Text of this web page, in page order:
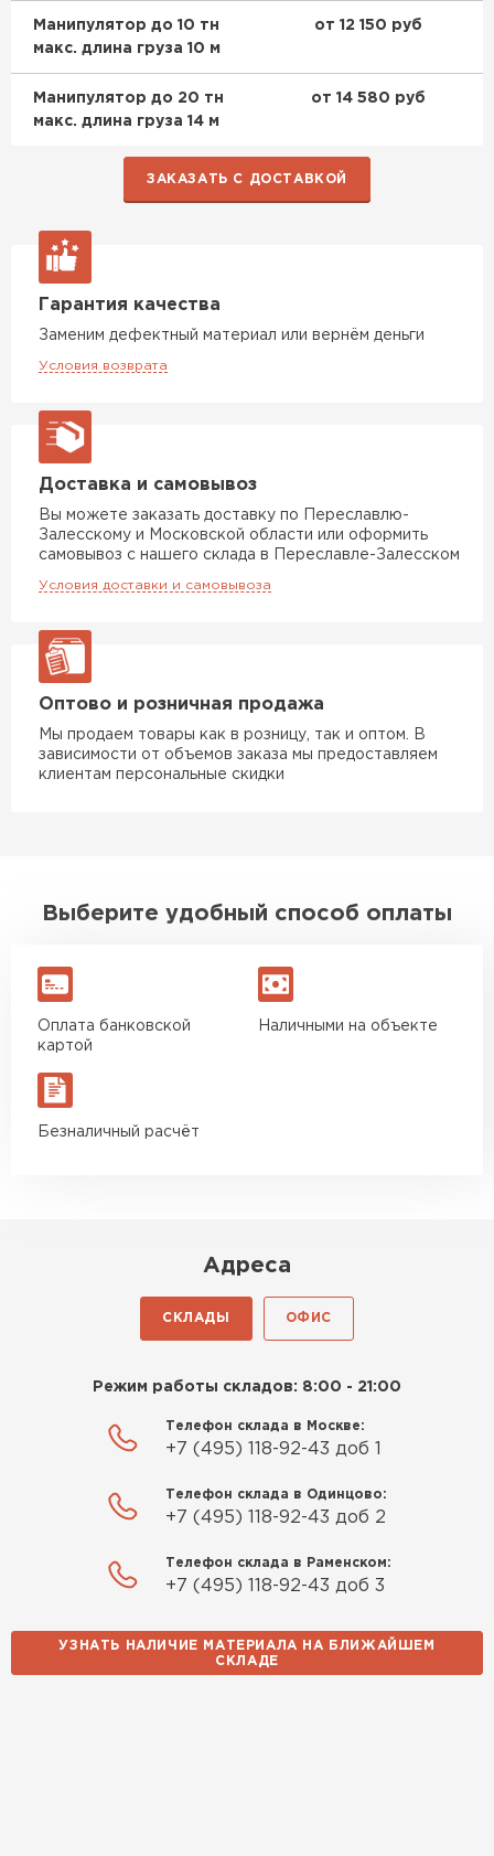
Манипулятор до 10 тн
макс. длина груза 10 м
от 12 150 руб
Манипулятор до 20 тн
макс. длина груза 14 м
от 14 580 руб
ЗАКАЗАТЬ С ДОСТАВКОЙ
Гарантия качества
Заменим дефектный материал или вернём деньги
Условия возврата
Доставка и самовывоз
Вы можете заказать доставку по Переславлю-
Залесскому и Московской области или оформить
самовывоз с нашего склада в Переславле-Залесском
Условия доставки и самовывоза
Оптово и розничная продажа
Мы продаем товары как в розницу, так и оптом. В
зависимости от объемов заказа мы предоставляем
клиентам персональные скидки
Выберите удобный способ оплаты
Оплата банковской
картой
Наличными на объекте
Безналичный расчёт
Адреса
СКЛАДЫ ОФИС
Режим работы складов: 8:00 - 21:00
Телефон склада в Москве:
+7 (495) 118-92-43 доб 1
Телефон склада в Одинцово:
+7 (495) 118-92-43 доб 2
Телефон склада в Раменском:
+7 (495) 118-92-43 доб 3
УЗНАТЬ НАЛИЧИЕ МАТЕРИАЛА НА БЛИЖАЙШЕМ
СКЛАДЕ
Утеплитель Penoplex
ПЕРЕЙТИ
Утеплитель Юматекс Термо
ПЕРЕЙТИ
Утеплитель Неман
Утеплитель Baswool